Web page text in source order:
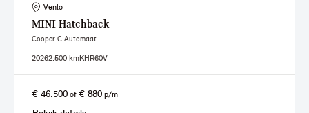
Venlo
MINI Hatchback
Cooper C Automaat
20262.500 kmKHR60V
€ 46.500 of € 880 p/m